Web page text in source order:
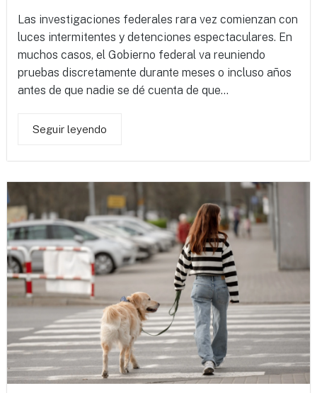
Las investigaciones federales rara vez comienzan con
luces intermitentes y detenciones espectaculares. En
muchos casos, el Gobierno federal va reuniendo
pruebas discretamente durante meses o incluso años
antes de que nadie se dé cuenta de que...
Seguir leyendo